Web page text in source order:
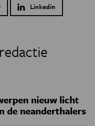
Linkedin
nieuw licht
de neanderthalers